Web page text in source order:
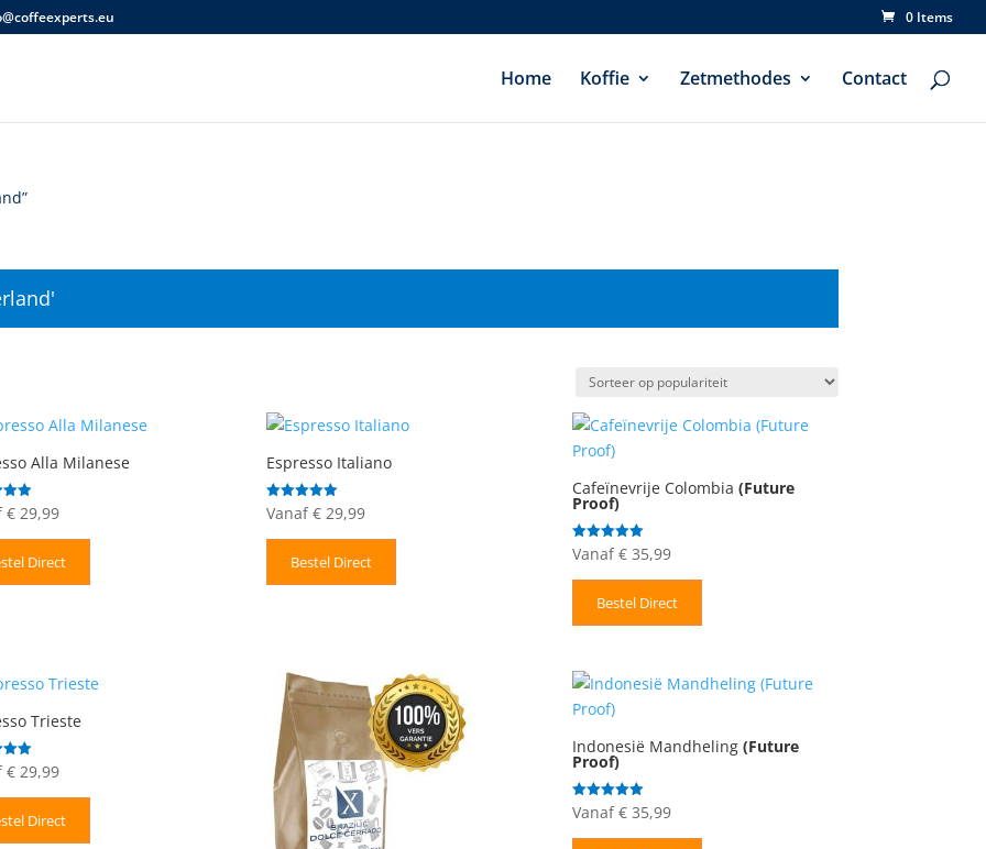
0 Items
Home Koffie Zetmethodes Contact
Alla Milanese
€ 29,99
Direct
Espresso Italiano
Gewaardeerd
5.00
Vanaf € 29,99
Bestel Direct
Cafeïnevrije Colombia(Future
Proof)
Gewaardeerd
5.00
Vanaf € 35,99
Bestel Direct
Trieste
€ 29,99
Direct
Indonesië Mandheling(Future
Proof)
Gewaardeerd
5.00
uit 5
Vanaf € 35,99